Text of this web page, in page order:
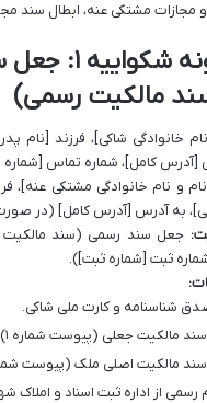
مجازات مشتکی عنه، ابطال سند
۵.۲. نمونه
مالکیت رسمی)
خانوادگی شاکی]، فرزند [نام
[آدرس کامل]، شماره تماس
[نام و نام خانوادگی مشتکی عنه]،
به آدرس [آدرس کامل] (در
جعل سند رسمی (سند مالکیت
ثبت [شماره ثبت]).
شناسنامه و کارت ملی شاکی.
مالکیت جعلی (پیوست شماره ۱).
مالکیت اصلی ملک (پیوست شماره
رسمی از اداره ثبت اسناد و املاک